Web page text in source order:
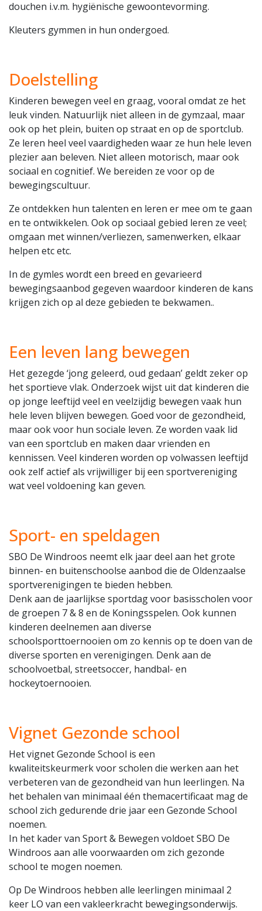
douchen i.v.m. hygiënische gewoontevorming.
Kleuters gymmen in hun ondergoed.
Doelstelling
Kinderen bewegen veel en graag, vooral omdat ze het
leuk vinden. Natuurlijk niet alleen in de gymzaal, maar
ook op het plein, buiten op straat en op de sportclub.
Ze leren heel veel vaardigheden waar ze hun hele leven
plezier aan beleven. Niet alleen motorisch, maar ook
sociaal en cognitief. We bereiden ze voor op de
bewegingscultuur.
Ze ontdekken hun talenten en leren er mee om te gaan
en te ontwikkelen. Ook op sociaal gebied leren ze veel;
omgaan met winnen/verliezen, samenwerken, elkaar
helpen etc etc.
In de gymles wordt een breed en gevarieerd
bewegingsaanbod gegeven waardoor kinderen de kans
krijgen zich op al deze gebieden te bekwamen..
Een leven lang bewegen
Het gezegde ‘jong geleerd, oud gedaan’ geldt zeker op
het sportieve vlak. Onderzoek wijst uit dat kinderen die
op jonge leeftijd veel en veelzijdig bewegen vaak hun
hele leven blijven bewegen. Goed voor de gezondheid,
maar ook voor hun sociale leven. Ze worden vaak lid
van een sportclub en maken daar vrienden en
kennissen. Veel kinderen worden op volwassen leeftijd
ook zelf actief als vrijwilliger bij een sportvereniging
wat veel voldoening kan geven.
Sport- en speldagen
SBO De Windroos neemt elk jaar deel aan het grote
binnen- en buitenschoolse aanbod die de Oldenzaalse
sportverenigingen te bieden hebben.
Denk aan de jaarlijkse sportdag voor basisscholen voor
de groepen 7 & 8 en de Koningsspelen. Ook kunnen
kinderen deelnemen aan diverse
schoolsporttoernooien om zo kennis op te doen van de
diverse sporten en verenigingen. Denk aan de
schoolvoetbal, streetsoccer, handbal- en
hockeytoernooien.
Vignet Gezonde school
Het vignet Gezonde School is een
kwaliteitskeurmerk voor scholen die werken aan het
verbeteren van de gezondheid van hun leerlingen. Na
het behalen van minimaal één themacertificaat mag de
school zich gedurende drie jaar een Gezonde School
noemen.
In het kader van Sport & Bewegen voldoet SBO De
Windroos aan alle voorwaarden om zich gezonde
school te mogen noemen.
Op De Windroos hebben alle leerlingen minimaal 2
keer LO van een vakleerkracht bewegingsonderwijs.